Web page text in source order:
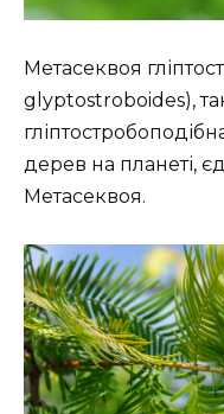
Метасеквоя
glyptostroboides),
дерев на планеті,
Метасеквоя.